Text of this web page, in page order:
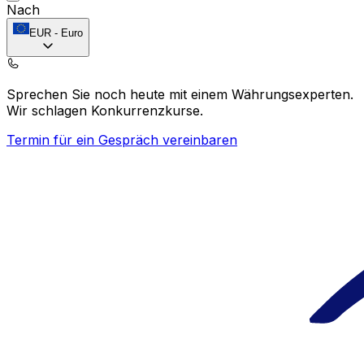
Nach
EUR - Euro
Sprechen Sie noch heute mit einem Währungsexperten.
Wir schlagen Konkurrenzkurse.
Termin für ein Gespräch vereinbaren